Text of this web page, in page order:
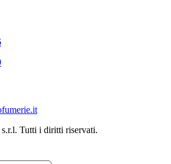
Tutti i diritti riservati.